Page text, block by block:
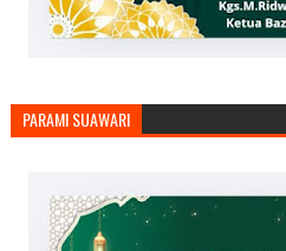
PARAMI SUAWARI